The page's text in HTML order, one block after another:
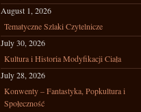
August 1, 2026
Tematyczne Szlaki Czytelnicze
July 30, 2026
Kultura i Historia Modyfikacji Ciała
July 28, 2026
Konwenty – Fantastyka, Popkultura i
Społeczność